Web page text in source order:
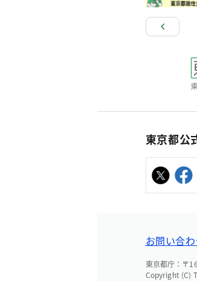
東京都公
お問い合
東京都庁：〒
Copyright (C)